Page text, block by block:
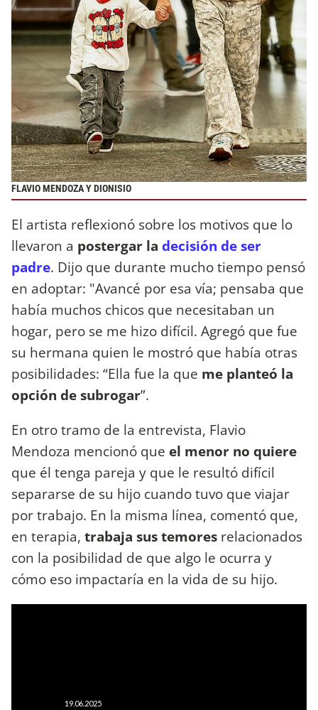
FLAVIO MENDOZA Y DIONISIO
El artista reflexionó sobre los motivos que lo
llevaron a postergar la decisión de ser
padre. Dijo que durante mucho tiempo pensó
en adoptar: "Avancé por esa vía; pensaba que
había muchos chicos que necesitaban un
hogar, pero se me hizo difícil. Agregó que fue
su hermana quien le mostró que había otras
posibilidades: “Ella fue la que me planteó la
opción de subrogar”.
En otro tramo de la entrevista, Flavio
Mendoza mencionó que el menor no quiere
que él tenga pareja y que le resultó difícil
separarse de su hijo cuando tuvo que viajar
por trabajo. En la misma línea, comentó que,
en terapia, trabaja sus temores relacionados
con la posibilidad de que algo le ocurra y
cómo eso impactaría en la vida de su hijo.